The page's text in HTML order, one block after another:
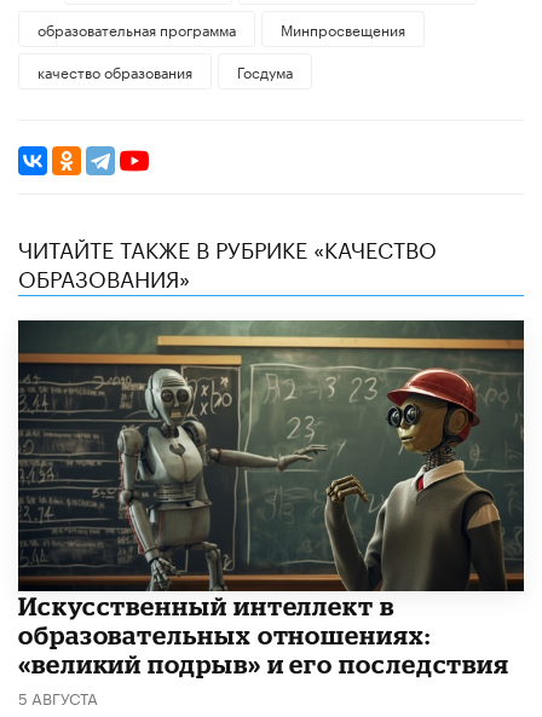
образовательная программа
Минпросвещения
качество образования
Госдума
ЧИТАЙТЕ ТАКЖЕ В РУБРИКЕ «КАЧЕСТВО
ОБРАЗОВАНИЯ»
​Искусственный интеллект в
образовательных отношениях:
«великий подрыв» и его последствия
5 АВГУСТА